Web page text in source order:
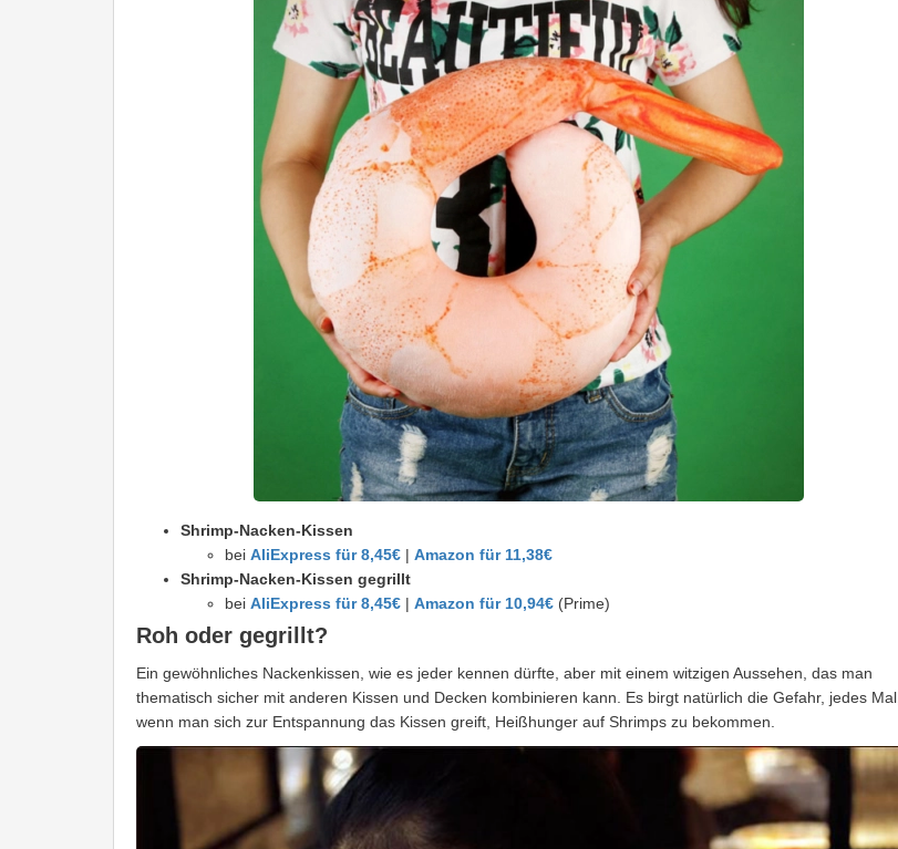
Shrimp-Nacken-Kissen
bei AliExpress für 8,45€ | Amazon für 11,38€
Shrimp-Nacken-Kissen gegrillt
bei AliExpress für 8,45€ | Amazon für 10,94€ (Prime)
Roh oder gegrillt?
Ein gewöhnliches Nackenkissen, wie es jeder kennen dürfte, aber mit einem witzigen Aussehen, das man
thematisch sicher mit anderen Kissen und Decken kombinieren kann. Es birgt natürlich die Gefahr, jedes Mal,
wenn man sich zur Entspannung das Kissen greift, Heißhunger auf Shrimps zu bekommen.